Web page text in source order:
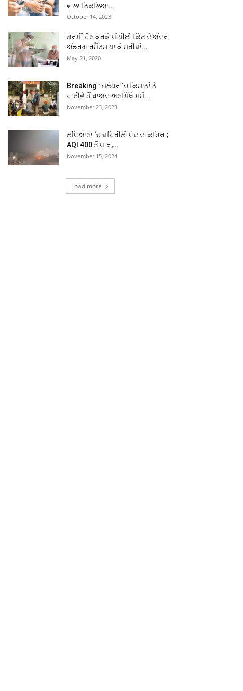
ਵਾਲਾ ਨਿਕਲਿਆ...
October 14, 2023
ਗਰਮੀਂ ਹੋਣ ਕਰਕੇ ਪੀਪੀਈ ਕਿੱਟ ਦੇ ਅੰਦਰ
ਅੰਡਰਗਾਰਮੈਂਟਸ ਪਾ ਕੇ ਮਰੀਜ਼ਾਂ...
May 21, 2020
Breaking : ਜਲੰਧਰ ‘ਚ ਕਿਸਾਨਾਂ ਨੇ
ਹਾਈਵੇ ਤੋਂ ਬਾਅਦ ਅਣਮਿੱਥੇ ਸਮੇਂ...
November 23, 2023
ਲੁਧਿਆਣਾ ‘ਚ ਜ਼ਹਿਰੀਲੀ ਧੁੰਦ ਦਾ ਕਹਿਰ ;
AQI 400 ਤੋਂ ਪਾਰ,...
November 15, 2024
Load more